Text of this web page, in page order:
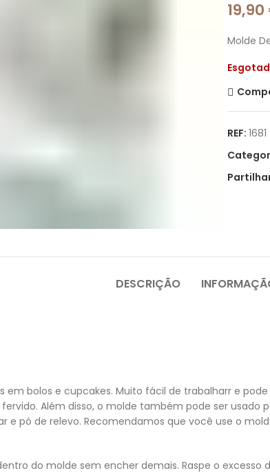
19,90
Molde
REF: 1681
DESCRIÇÃO
em bolos e cupcakes. Muito fácil de trabalharr e
Além disso, o molde também pode ser
e pó de relevo. Recomendamos que você use o
do molde sem encher demais. Raspe o